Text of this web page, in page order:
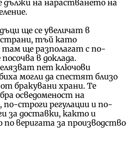
дължи на нарастването на
ще се увеличат в
тъй като
ще разполагат с по-
в доклада.
пет ключови
могли да спестят близо
бракувани храни. Те
осведоменост на
строги регулации и по-
за доставки, както и
веригата за производство